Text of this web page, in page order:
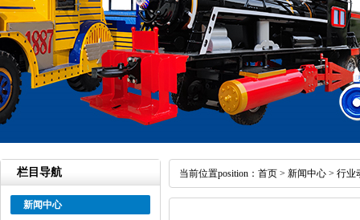
栏目导航
新闻中心
当前位置position： 首页 > 新闻中心 > 行业